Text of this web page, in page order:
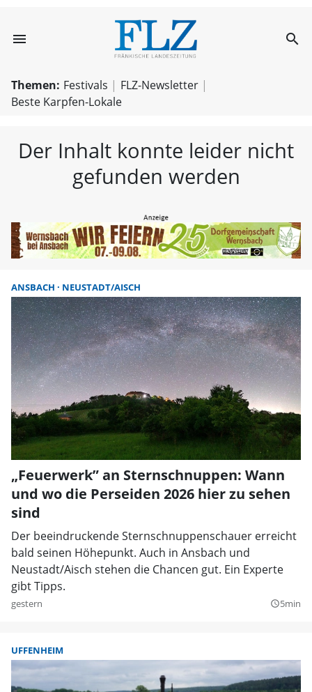
menu FLZ – search
Themen: Festivals
FLZ-Newsletter
Beste Karpfen-Lokale
Der Inhalt konnte leider nicht
gefunden werden
ANSBACH NEUSTADT/AISCH
„Feuerwerk” an Sternschnuppen: Wann
und wo die Perseiden 2026 hier zu sehen
sind
Der beeindruckende Sternschnuppenschauer erreicht
bald seinen Höhepunkt. Auch in Ansbach und
Neustadt/Aisch stehen die Chancen gut. Ein Experte
gibt Tipps.
gestern query_builder5min
UFFENHEIM